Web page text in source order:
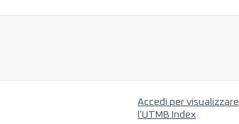
Accedi per visualizzare
l'UTMB Index